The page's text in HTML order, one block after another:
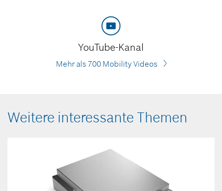
YouTube-Kanal
Mehr als 700 Mobility Videos
Weitere interessante Themen